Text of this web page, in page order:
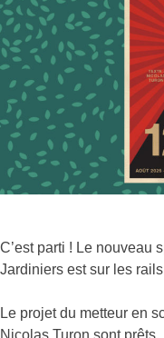
C’est parti ! Le nouveau
Jardiniers est sur les rails
Le projet du metteur en
Nicolas Turon sont prêts.